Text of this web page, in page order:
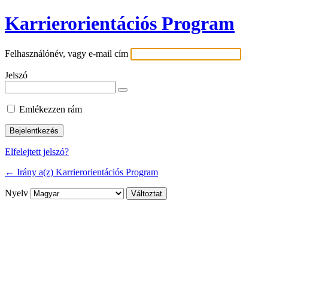
Karrierorientációs Program
Felhasználónév, vagy e-mail cím
Jelszó
Emlékezzen rám
Elfelejtett jelszó?
← Irány a(z) Karrierorientációs Program
Nyelv